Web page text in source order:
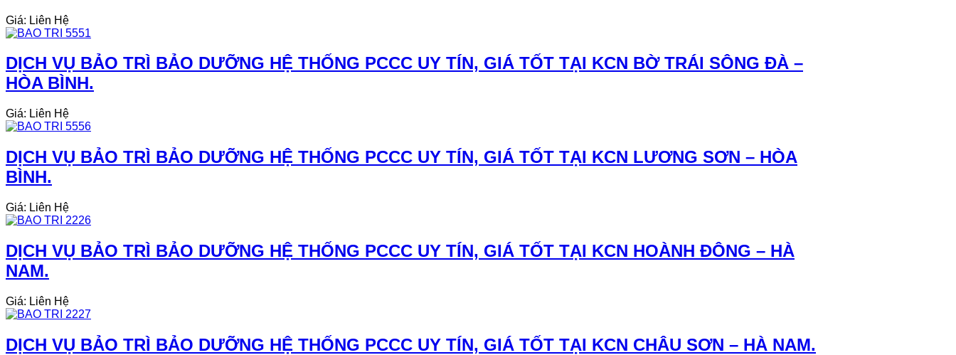
Giá: Liên Hệ
DỊCH VỤ BẢO TRÌ BẢO DƯỠNG HỆ THỐNG PCCC UY TÍN, GIÁ TỐT TẠI KCN BỜ TRÁI SÔNG ĐÀ –
HÒA BÌNH.
Giá: Liên Hệ
DỊCH VỤ BẢO TRÌ BẢO DƯỠNG HỆ THỐNG PCCC UY TÍN, GIÁ TỐT TẠI KCN LƯƠNG SƠN – HÒA
BÌNH.
Giá: Liên Hệ
DỊCH VỤ BẢO TRÌ BẢO DƯỠNG HỆ THỐNG PCCC UY TÍN, GIÁ TỐT TẠI KCN HOÀNH ĐÔNG – HÀ
NAM.
Giá: Liên Hệ
DỊCH VỤ BẢO TRÌ BẢO DƯỠNG HỆ THỐNG PCCC UY TÍN, GIÁ TỐT TẠI KCN CHÂU SƠN – HÀ NAM.